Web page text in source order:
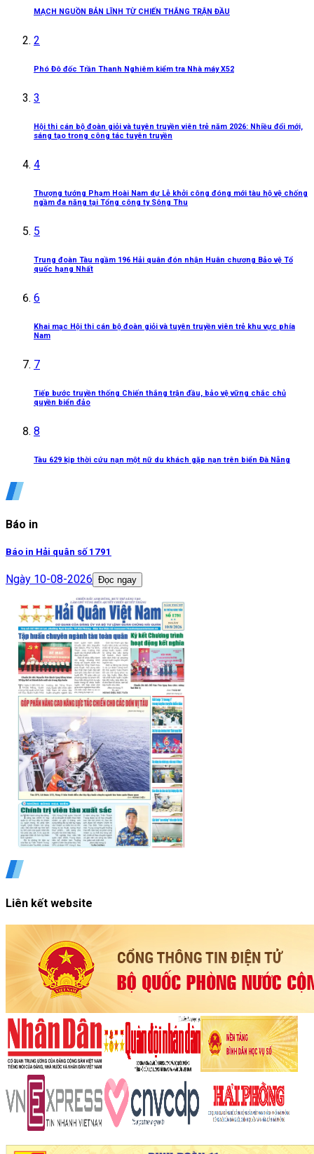
MẠCH NGUỒN BẢN LĨNH TỪ CHIẾN THẮNG TRẬN ĐẦU
2
Phó Đô đốc Trần Thanh Nghiêm kiểm tra Nhà máy X52
3
Hội thi cán bộ đoàn giỏi và tuyên truyền viên trẻ năm 2026: Nhiều đổi mới,
sáng tạo trong công tác tuyên truyền
4
Thượng tướng Phạm Hoài Nam dự Lễ khởi công đóng mới tàu hộ vệ chống
ngầm đa năng tại Tổng công ty Sông Thu
5
Trung đoàn Tàu ngầm 196 Hải quân đón nhận Huân chương Bảo vệ Tổ
quốc hạng Nhất
6
Khai mạc Hội thi cán bộ đoàn giỏi và tuyên truyền viên trẻ khu vực phía
Nam
7
Tiếp bước truyền thống Chiến thắng trận đầu, bảo vệ vững chắc chủ
quyền biển đảo
8
Tàu 629 kịp thời cứu nạn một nữ du khách gặp nạn trên biển Đà Nẵng
Báo in
Báo in Hải quân số 1791
Ngày 10-08-2026 Đọc ngay
Liên kết website